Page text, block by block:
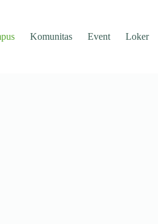
Komunitas Event Loker